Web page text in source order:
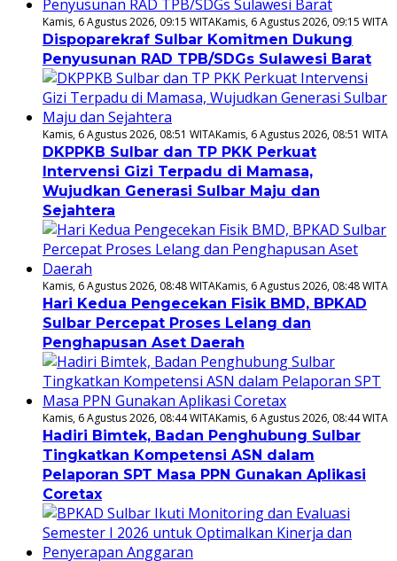
Kamis, 6 Agustus 2026, 09:15 WITAKamis, 6 Agustus 2026, 09:15 WITA
Dispoparekraf Sulbar Komitmen Dukung
Penyusunan RAD TPB/SDGs Sulawesi Barat
Kamis, 6 Agustus 2026, 08:51 WITAKamis, 6 Agustus 2026, 08:51 WITA
DKPPKB Sulbar dan TP PKK Perkuat
Intervensi Gizi Terpadu di Mamasa,
Wujudkan Generasi Sulbar Maju dan
Sejahtera
Kamis, 6 Agustus 2026, 08:48 WITAKamis, 6 Agustus 2026, 08:48 WITA
Hari Kedua Pengecekan Fisik BMD, BPKAD
Sulbar Percepat Proses Lelang dan
Penghapusan Aset Daerah
Kamis, 6 Agustus 2026, 08:44 WITAKamis, 6 Agustus 2026, 08:44 WITA
Hadiri Bimtek, Badan Penghubung Sulbar
Tingkatkan Kompetensi ASN dalam
Pelaporan SPT Masa PPN Gunakan Aplikasi
Coretax